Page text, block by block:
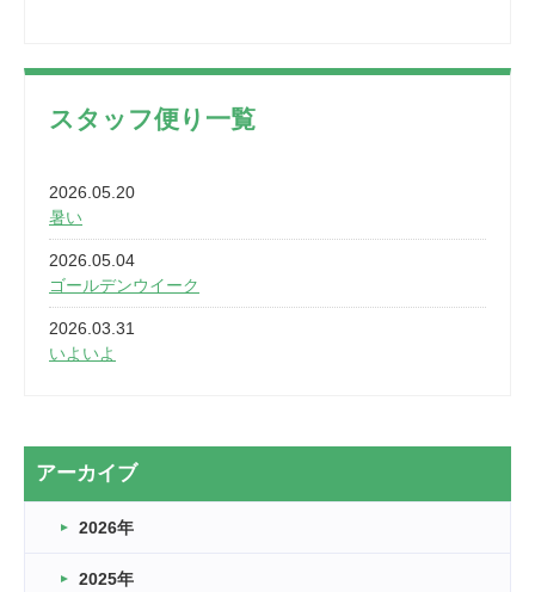
スタッフ便り一覧
2026.05.20
暑い
2026.05.04
ゴールデンウイーク
2026.03.31
いよいよ
2026.03.20
なぎなた
2026.03.16
アーカイブ
2026年
2025年